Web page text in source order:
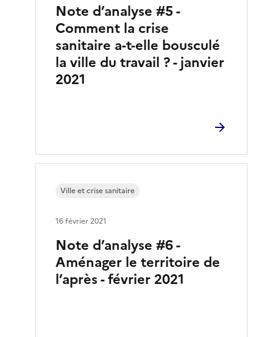
Note d’analyse #5 -
Comment la crise
sanitaire a-t-elle bousculé
la ville du travail ? - janvier
2021
Note d’analyse #6 -
Aménager le territoire de
l’après - février 2021
Ville et crise sanitaire
16 février 2021